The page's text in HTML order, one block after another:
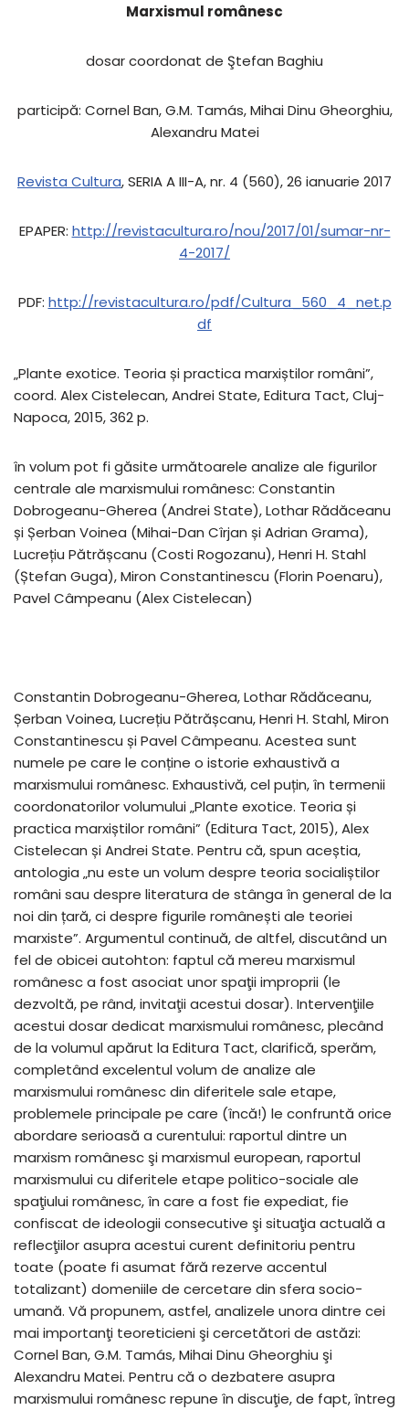
Marxismul românesc
dosar coordonat de Ştefan Baghiu
participă: Cornel Ban, G.M. Tamás, Mihai Dinu Gheorghiu,
Alexandru Matei
Revista Cultura, SERIA A III-A, nr. 4 (560), 26 ianuarie 2017
EPAPER: http://revistacultura.ro/nou/2017/01/sumar-nr-
4-2017/
PDF: http://revistacultura.ro/pdf/Cultura_560_4_net.p
df
„Plante exotice. Teoria și practica marxiștilor români”,
coord. Alex Cistelecan, Andrei State, Editura Tact, Cluj-
Napoca, 2015, 362 p.
în volum pot fi găsite următoarele analize ale figurilor
centrale ale marxismului românesc: Constantin
Dobrogeanu-Gherea (Andrei State), Lothar Rădăceanu
și Șerban Voinea (Mihai-Dan Cîrjan și Adrian Grama),
Lucrețiu Pătrășcanu (Costi Rogozanu), Henri H. Stahl
(Ștefan Guga), Miron Constantinescu (Florin Poenaru),
Pavel Câmpeanu (Alex Cistelecan)
Constantin Dobrogeanu-Gherea, Lothar Rădăceanu,
Șerban Voinea, Lucrețiu Pătrășcanu, Henri H. Stahl, Miron
Constantinescu și Pavel Câmpeanu. Acestea sunt
numele pe care le conține o istorie exhaustivă a
marxismului românesc. Exhaustivă, cel puțin, în termenii
coordonatorilor volumului „Plante exotice. Teoria și
practica marxiștilor români” (Editura Tact, 2015), Alex
Cistelecan și Andrei State. Pentru că, spun aceștia,
antologia „nu este un volum despre teoria socialiștilor
români sau despre literatura de stânga în general de la
noi din țară, ci despre figurile românești ale teoriei
marxiste”. Argumentul continuă, de altfel, discutând un
fel de obicei autohton: faptul că mereu marxismul
românesc a fost asociat unor spaţii improprii (le
dezvoltă, pe rând, invitaţii acestui dosar). Intervenţiile
acestui dosar dedicat marxismului românesc, plecând
de la volumul apărut la Editura Tact, clarifică, sperăm,
completând excelentul volum de analize ale
marxismului românesc din diferitele sale etape,
problemele principale pe care (încă!) le confruntă orice
abordare serioasă a curentului: raportul dintre un
marxism românesc şi marxismul european, raportul
marxismului cu diferitele etape politico-sociale ale
spaţiului românesc, în care a fost fie expediat, fie
confiscat de ideologii consecutive şi situaţia actuală a
reflecţiilor asupra acestui curent definitoriu pentru
toate (poate fi asumat fără rezerve accentul
totalizant) domeniile de cercetare din sfera socio-
umană. Vă propunem, astfel, analizele unora dintre cei
mai importanţi teoreticieni şi cercetători de astăzi:
Cornel Ban, G.M. Tamás, Mihai Dinu Gheorghiu şi
Alexandru Matei. Pentru că o dezbatere asupra
marxismului românesc repune în discuţie, de fapt, întreg